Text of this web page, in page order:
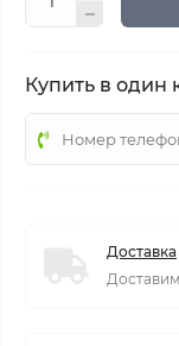
Купить в один
Доставка
Доставим